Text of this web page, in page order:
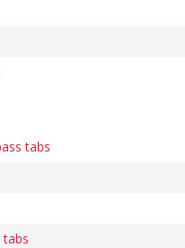
tabs
tabs